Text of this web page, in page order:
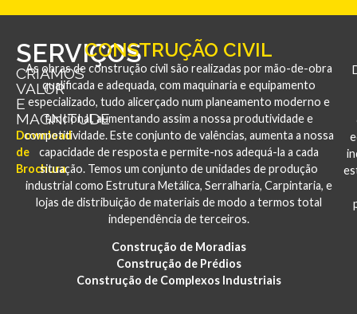
SERVIÇOS
CRIAMOS
VALOR
E
MAGNITUDE
Download
de
Brochura
CONSTRUÇÃO CIVIL
As obras de construção civil são realizadas por mão-de-obra
qualificada e adequada, com maquinaria e equipamento
especializado, tudo alicerçado num planeamento moderno e
funcional, aumentando assim a nossa produtividade e
competitividade. Este conjunto de valências, aumenta a nossa
capacidade de resposta e permite-nos adequá-la a cada
situação. Temos um conjunto de unidades de produção
industrial como Estrutura Metálica, Serralharia, Carpintaria, e
lojas de distribuição de materiais de modo a termos total
independência de terceiros.
Construção de Moradias
Construção de Prédios
Construção de Complexos Industriais